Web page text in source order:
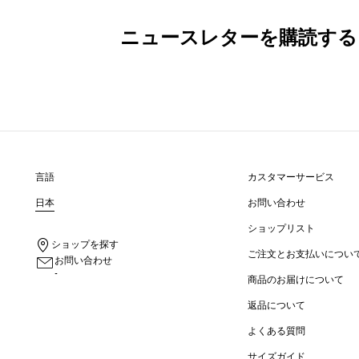
ニュースレターを購読する
言語
日本
ショップを探す
お問い合わせ
-
カスタマーサービス
お問い合わせ
ショップリスト
ご注文とお支払いについ
商品のお届けについて
返品について
よくある質問
サイズガイド